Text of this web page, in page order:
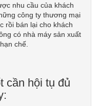
nhu cầu của khách
công ty thương mại
rồi bán lại cho khách
có nhà máy sản xuất
chế.
cần hội tụ đủ